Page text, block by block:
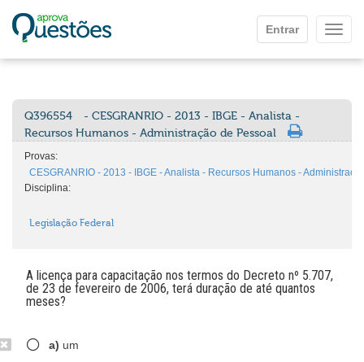
Entrar
Q396554
- CESGRANRIO - 2013 - IBGE - Analista -
Recursos Humanos - Administração de Pessoal
Provas:
CESGRANRIO - 2013 - IBGE - Analista - Recursos Humanos -
Disciplina:
Legislação Federal
A licença para capacitação nos termos do Decreto nº 5.707,
de 23 de fevereiro de 2006, terá duração de até quantos
meses?
a) um